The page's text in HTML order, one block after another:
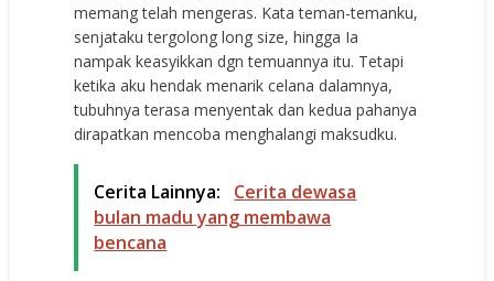
memang telah mengeras. Kata teman-temanku,
senjataku tergolong long size, hingga Ia
nampak keasyikkan dgn temuannya itu. Tetapi
ketika aku hendak menarik celana dalamnya,
tubuhnya terasa menyentak dan kedua pahanya
dirapatkan mencoba menghalangi maksudku.
Cerita Lainnya:
Cerita dewasa
bulan madu yang membawa
bencana